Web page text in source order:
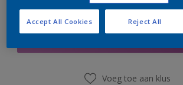
Boodschappenlijst
Voeg toe aan klus
Reject All
Accept All Cookies